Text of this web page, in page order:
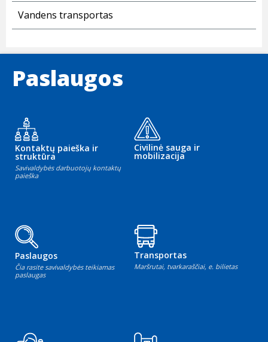
Vandens transportas
Paslaugos
Kontaktų paieška ir
struktūra
Savivaldybės darbuotojų kontaktų
paieška
Civilinė sauga ir
mobilizacija
Paslaugos
Čia rasite savivaldybės teikiamas
paslaugas
Transportas
Maršrutai, tvarkaraščiai, e. bilietas